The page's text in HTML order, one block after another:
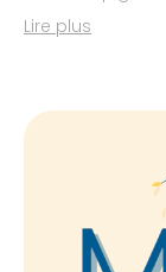
Lire plus